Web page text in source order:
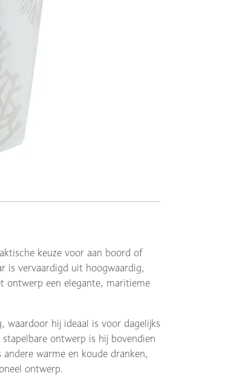
keuze voor aan boord of
is vervaardigd uit hoogwaardig,
ontwerp een elegante, maritieme
waardoor hij ideaal is voor dagelijks
ontwerp is hij bovendien
warme en koude dranken,
ontwerp.